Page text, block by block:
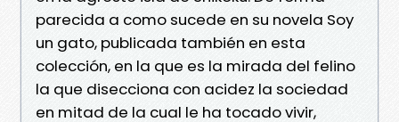
parecida a como sucede en su novela Soy
un gato, publicada también en esta
colección, en la que es la mirada del felino
la que disecciona con acidez la sociedad
en mitad de la cual le ha tocado vivir,